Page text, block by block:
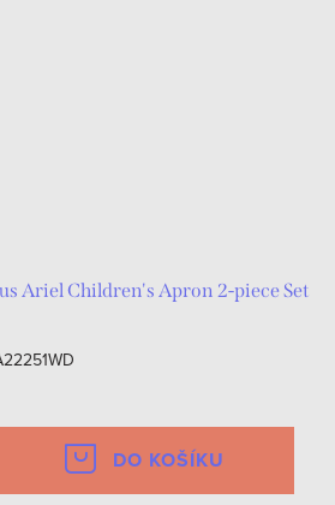
Ariel Children's Apron 2-piece Set
DO KOŠÍKU